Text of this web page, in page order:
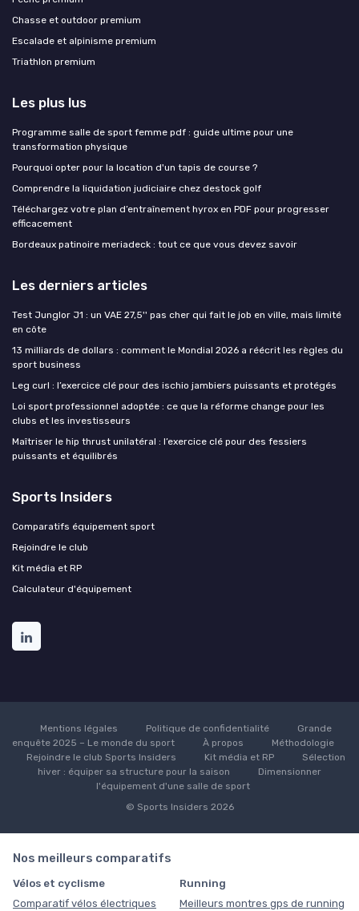
Chasse et outdoor premium
Escalade et alpinisme premium
Triathlon premium
Les plus lus
Programme salle de sport femme pdf : guide ultime pour une
transformation physique
Pourquoi opter pour la location d'un tapis de course ?
Comprendre la liquidation judiciaire chez destock golf
Téléchargez votre plan d’entraînement hyrox en PDF pour progresser
efficacement
Bordeaux patinoire meriadeck : tout ce que vous devez savoir
Les derniers articles
Test Junglor J1 : un VAE 27,5'' pas cher qui fait le job en ville, mais limité
en côte
13 milliards de dollars : comment le Mondial 2026 a réécrit les règles du
sport business
Leg curl : l’exercice clé pour des ischio jambiers puissants et protégés
Loi sport professionnel adoptée : ce que la réforme change pour les
clubs et les investisseurs
Maîtriser le hip thrust unilatéral : l’exercice clé pour des fessiers
puissants et équilibrés
Sports Insiders
Comparatifs équipement sport
Rejoindre le club
Kit média et RP
Calculateur d'équipement
Mentions légales Politique de confidentialité
Grande
enquête 2025 – Le monde du sport
À propos
Méthodologie
Rejoindre le club Sports Insiders
Kit média et RP
Sélection
hiver : équiper sa structure pour la saison
Dimensionner
l'équipement d'une salle de sport
© Sports Insiders 2026
Nos meilleurs comparatifs
Vélos et cyclisme
Comparatif vélos électriques
Running
Meilleurs montres gps de running